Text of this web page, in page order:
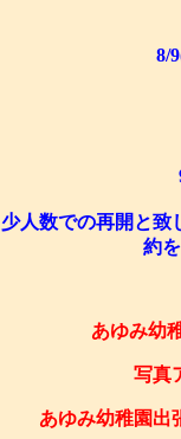
8/
少人数での再開と致
約
あゆみ幼
写真
あゆみ幼稚園出